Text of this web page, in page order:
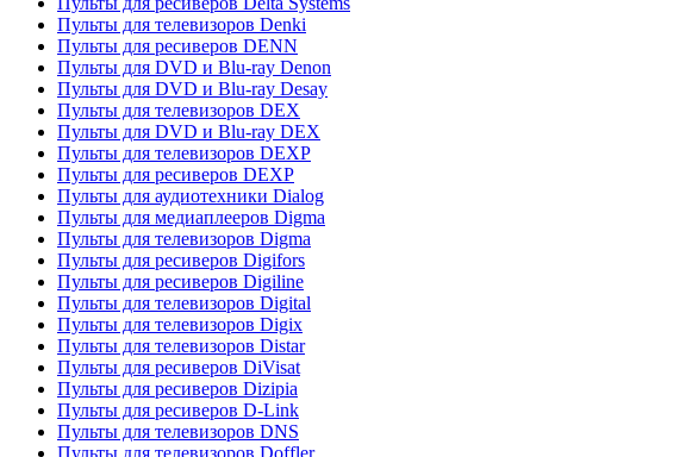
Пульты для телевизоров Denki
Пульты для ресиверов DENN
Пульты для DVD и Blu-ray Denon
Пульты для DVD и Blu-ray Desay
Пульты для телевизоров DEX
Пульты для DVD и Blu-ray DEX
Пульты для телевизоров DEXP
Пульты для ресиверов DEXP
Пульты для аудиотехники Dialog
Пульты для медиаплееров Digma
Пульты для телевизоров Digma
Пульты для ресиверов Digifors
Пульты для ресиверов Digiline
Пульты для телевизоров Digital
Пульты для телевизоров Digix
Пульты для телевизоров Distar
Пульты для ресиверов DiVisat
Пульты для ресиверов Dizipia
Пульты для ресиверов D-Link
Пульты для телевизоров DNS
Пульты для телевизоров Doffler